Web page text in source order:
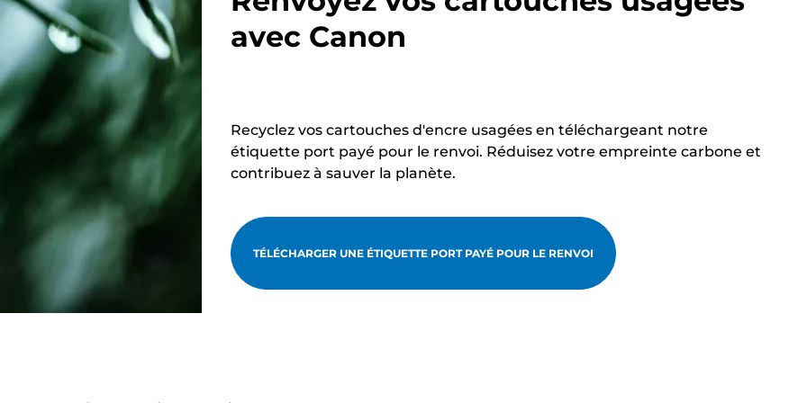
avec Canon
Recyclez vos cartouches d'encre usagées en téléchargeant notre
étiquette port payé pour le renvoi. Réduisez votre empreinte carbone et
contribuez à sauver la planète.
TÉLÉCHARGER UNE ÉTIQUETTE PORT PAYÉ POUR LE RENVOI